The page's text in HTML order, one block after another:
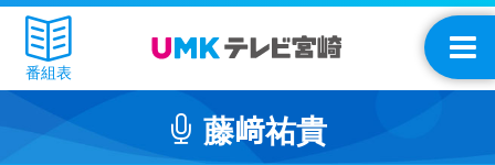
番組表
藤﨑祐貴